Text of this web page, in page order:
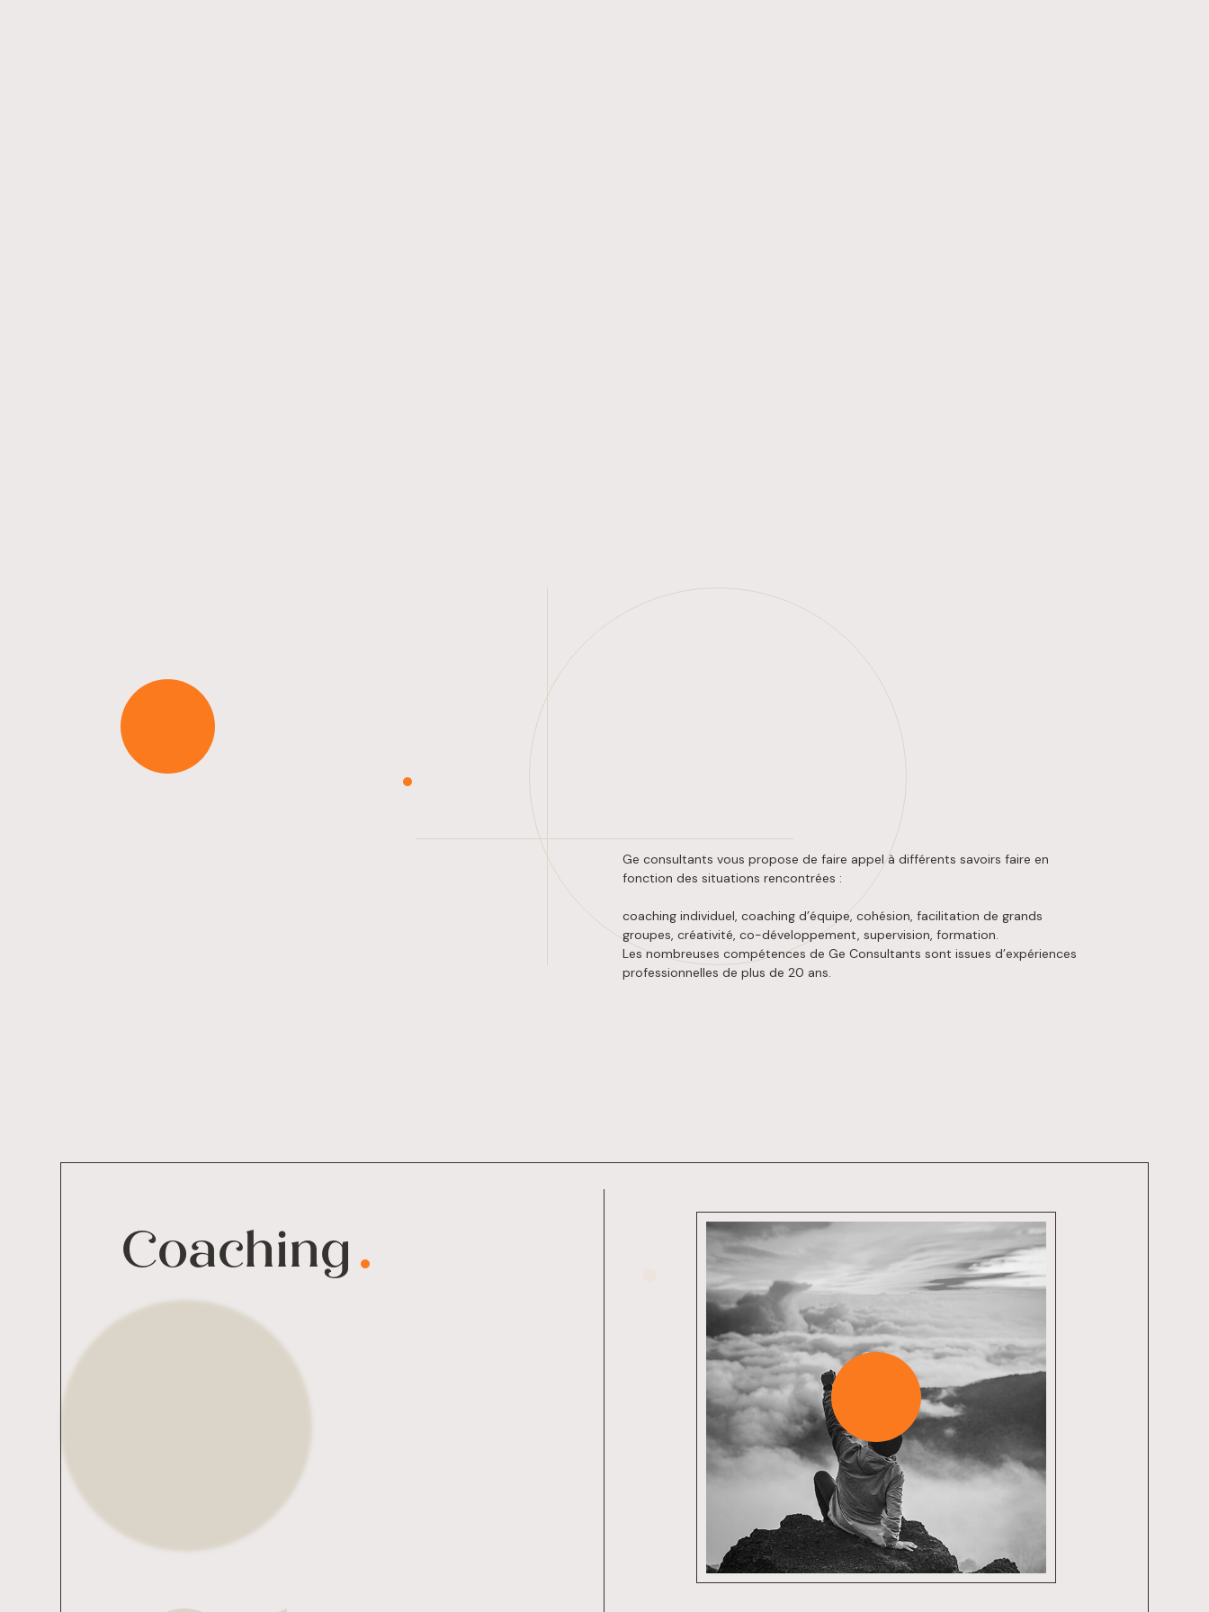
Ge consultants vous propose de faire appel à différents savoirs faire en
fonction des situations rencontrées :
coaching individuel, coaching d’équipe, cohésion, facilitation de grands
groupes, créativité, co-développement, supervision, formation.
Les nombreuses compétences de Ge Consultants sont issues d’expériences
professionnelles de plus de 20 ans.
Coaching